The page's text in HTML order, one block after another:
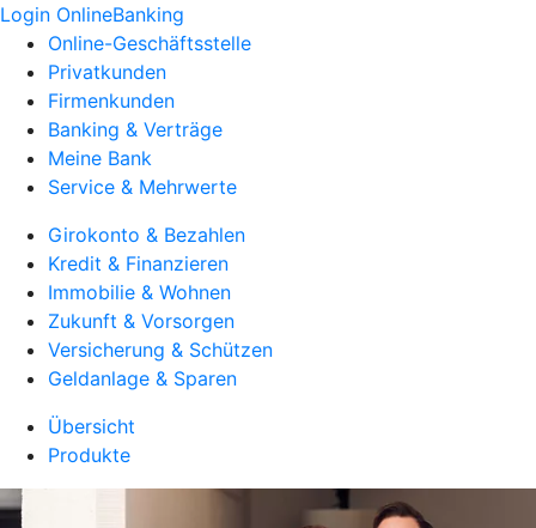
Login OnlineBanking
Online-Geschäftsstelle
Privatkunden
Firmenkunden
Banking & Verträge
Meine Bank
Service & Mehrwerte
Girokonto & Bezahlen
Kredit & Finanzieren
Immobilie & Wohnen
Zukunft & Vorsorgen
Versicherung & Schützen
Geldanlage & Sparen
Übersicht
Produkte